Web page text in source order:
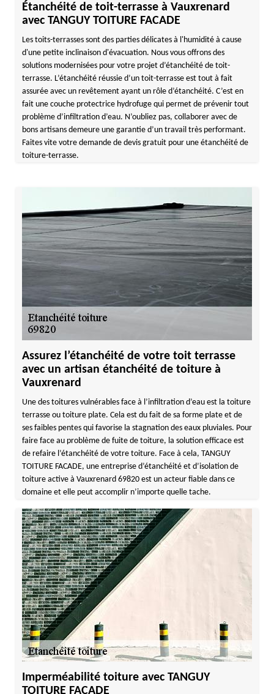
Étanchéité de toit-terrasse à Vauxrenard
avec TANGUY TOITURE FACADE
Les toits-terrasses sont des parties délicates à l'humidité à cause
d'une petite inclinaison d'évacuation. Nous vous offrons des
solutions modernisées pour votre projet d’étanchéité de toit-
terrasse. L’étanchéité réussie d’un toit-terrasse est tout à fait
assurée avec un revêtement ayant un rôle d’étanchéité. C’est en
fait une couche protectrice hydrofuge qui permet de prévenir tout
problème d’infiltration d’eau. N’oubliez pas, collaborer avec de
bons artisans demeure une garantie d’un travail très performant.
Faites vite votre demande de devis gratuit pour une étanchéité de
toiture-terrasse.
Assurez l’étanchéité de votre toit terrasse
avec un artisan étanchéité de toiture à
Vauxrenard
Une des toitures vulnérables face à l’infiltration d’eau est la toiture
terrasse ou toiture plate. Cela est du fait de sa forme plate et de
ses faibles pentes qui favorise la stagnation des eaux pluviales. Pour
faire face au problème de fuite de toiture, la solution efficace est
de refaire l’étanchéité de votre toiture. Face à cela, TANGUY
TOITURE FACADE, une entreprise d’étanchéité et d’isolation de
toiture active à Vauxrenard 69820 est un acteur fiable dans ce
domaine et elle peut accomplir n’importe quelle tache.
Imperméabilité toiture avec TANGUY
TOITURE FACADE